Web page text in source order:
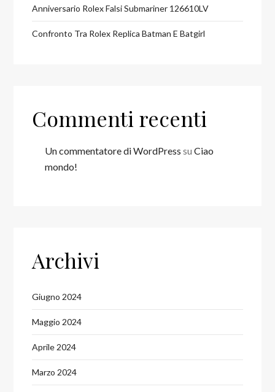
Anniversario Rolex Falsi Submariner 126610LV
Confronto Tra Rolex Replica Batman E Batgirl
Commenti recenti
Un commentatore di WordPress suCiao
mondo!
Archivi
Giugno 2024
Maggio 2024
Aprile 2024
Marzo 2024